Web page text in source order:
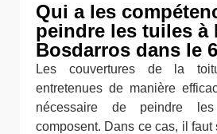
Qui a les
peindre les tuiles à
Bosdarros dans le
Les couvertures de la
entretenues de manière
nécessaire de peindre
composent. Dans ce cas, il